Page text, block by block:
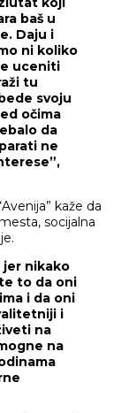
baš u
Daju i
ni koliko
uceniti
tu
svoju
očima
da
ne
kaže da
socijalna
jer nikako
to da oni
i da oni
i
na
na